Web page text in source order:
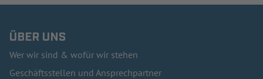
ÜBER UNS
Wer wir sind & wofür wir stehen
Geschäftsstellen und Ansprechpartner